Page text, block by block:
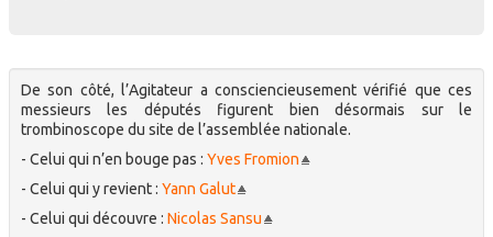
De son côté, l’Agitateur a consciencieusement vérifié que ces
messieurs les députés figurent bien désormais sur le
trombinoscope du site de l’assemblée nationale.
- Celui qui n’en bouge pas : Yves Fromion
- Celui qui y revient : Yann Galut
- Celui qui découvre : Nicolas Sansu